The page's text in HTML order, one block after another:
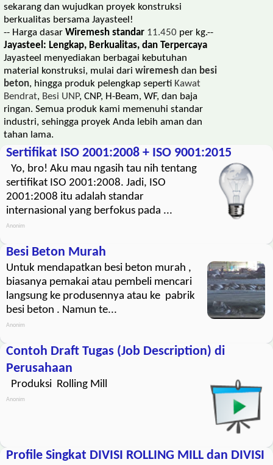
sekarang dan wujudkan proyek konstruksi
berkualitas bersama Jayasteel!
-- Harga dasar Wiremesh standar 11.450 per kg.--
Jayasteel: Lengkap, Berkualitas, dan Terpercaya
Jayasteel menyediakan berbagai kebutuhan
material konstruksi, mulai dari wiremesh dan besi
beton, hingga produk pelengkap seperti Kawat
Bendrat, Besi UNP, CNP, H-Beam, WF, dan baja
ringan. Semua produk kami memenuhi standar
industri, sehingga proyek Anda lebih aman dan
tahan lama.
Sertifikat ISO 2001:2008 + ISO 9001:2015
Yo, bro! Aku mau ngasih tau nih tentang
sertifikat ISO 2001:2008. Jadi, ISO
2001:2008 itu adalah standar
internasional yang berfokus pada ...
Anonim
Besi Beton Murah
Untuk mendapatkan besi beton murah ,
biasanya pemakai atau pembeli mencari
langsung ke produsennya atau ke pabrik
besi beton . Namun te...
Anonim
Contoh Draft Tugas (Job Description) di
Perusahaan
Produksi Rolling Mill
Anonim
Profile Singkat DIVISI ROLLING MILL dan DIVISI